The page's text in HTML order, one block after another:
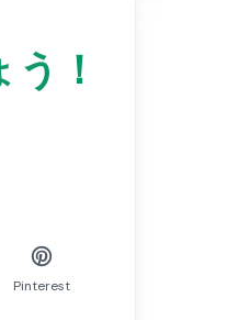
！
Pinterest